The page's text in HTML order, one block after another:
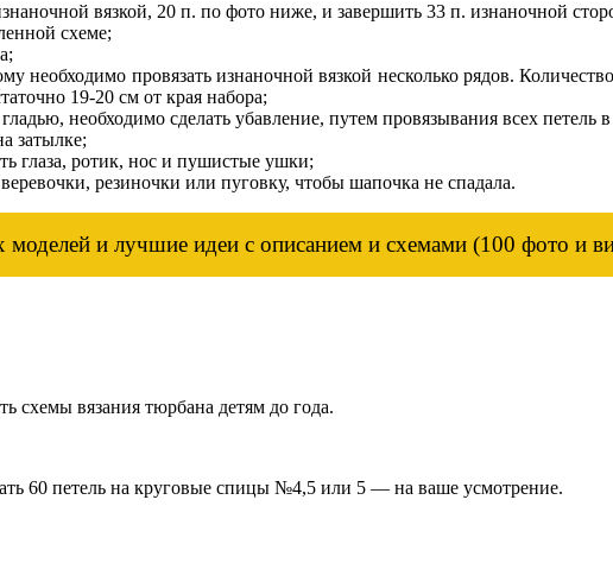
вязкой, 20 п. по фото ниже, и завершить 33 п. изнаночной
схеме;
провязать изнаночной вязкой несколько рядов.
19-20 см от края набора;
необходимо сделать убавление, путем провязывания всех петель
затылке;
глаза, ротик, нос и пушистые ушки;
резиночки или пуговку, чтобы шапочка не спадала.
моделей и лучшие идеи с описанием и схемами (100 фото и
схемы вязания тюрбана детям до года.
60 петель на круговые спицы №4,5 или 5 — на ваше усмотрение.